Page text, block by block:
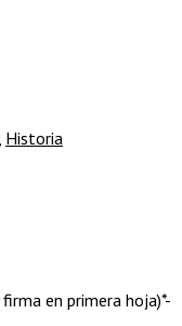
Historia
en primera hoja)*-